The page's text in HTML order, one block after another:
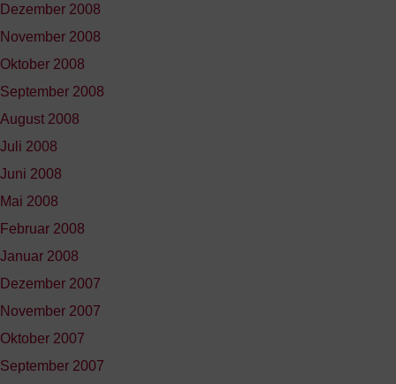
Dezember 2008
November 2008
Oktober 2008
September 2008
August 2008
Juli 2008
Juni 2008
Mai 2008
Februar 2008
Januar 2008
Dezember 2007
November 2007
Oktober 2007
September 2007